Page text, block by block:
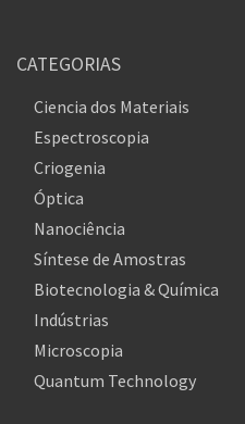
CATEGORIAS
Ciencia dos Materiais
Espectroscopia
Criogenia
Óptica
Nanociência
Síntese de Amostras
Biotecnologia & Química
Indústrias
Microscopia
Quantum Technology